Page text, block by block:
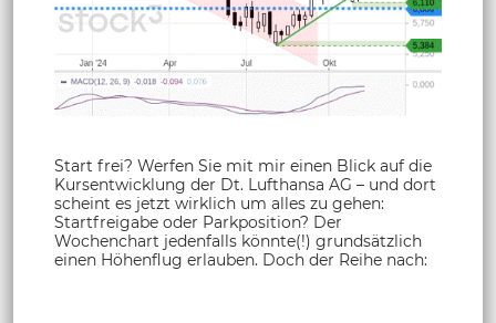
Start frei? Werfen Sie mit mir einen Blick auf die
Kursentwicklung der Dt. Lufthansa AG – und dort
scheint es jetzt wirklich um alles zu gehen:
Startfreigabe oder Parkposition? Der
Wochenchart jedenfalls könnte(!) grundsätzlich
einen Höhenflug erlauben. Doch der Reihe nach: